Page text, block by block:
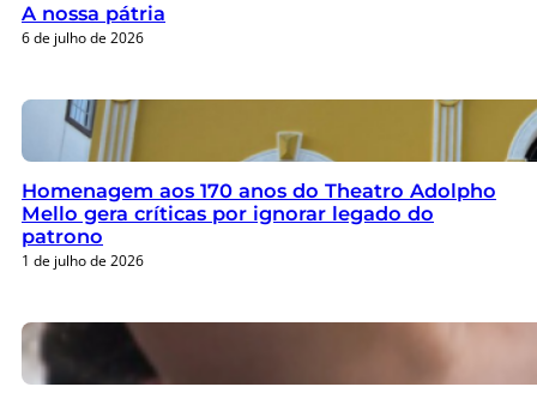
A nossa pátria
6 de julho de 2026
Homenagem aos 170 anos do Theatro Adolpho
Mello gera críticas por ignorar legado do
patrono
1 de julho de 2026